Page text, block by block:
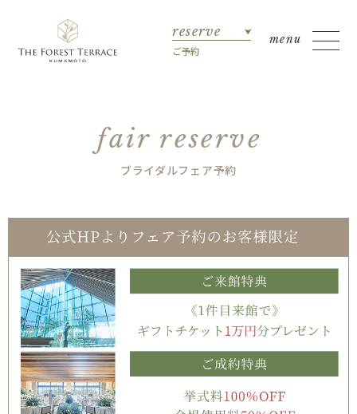
reserve
ご予約
fair reserve
ブライダルフェア予約